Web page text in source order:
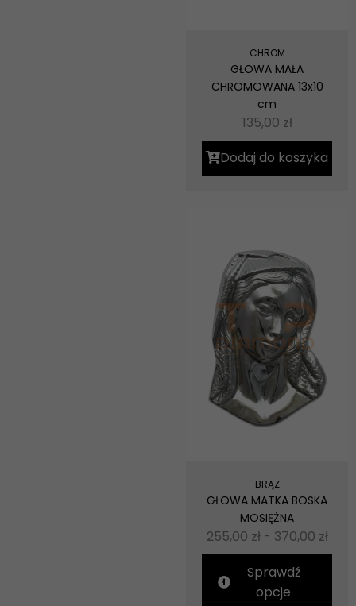
CHROM
GŁOWA MAŁA
CHROMOWANA 13x10
cm
135,00 zł
Dodaj do koszyka
BRĄZ
GŁOWA MATKA BOSKA
MOSIĘŻNA
255,00 zł - 370,00 zł
Sprawdź
opcje